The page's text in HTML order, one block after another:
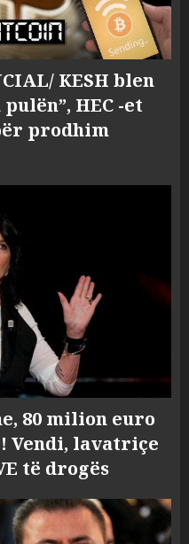
KESH blen
HEC -et
prodhim
80 milion euro
Vendi, lavatriçe
të drogës